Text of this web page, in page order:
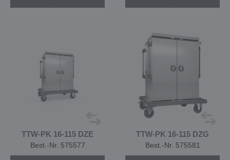
TTW-PK 16-115 DZE
Best.-Nr. 575577
TTW-PK 16-115 DZG
Best.-Nr. 575581